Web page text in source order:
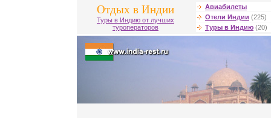
Отдых в Индии
Туры в Индию от лучших
туроператоров
Авиабилеты
Отели Индии (225)
Туры в Индию (20)